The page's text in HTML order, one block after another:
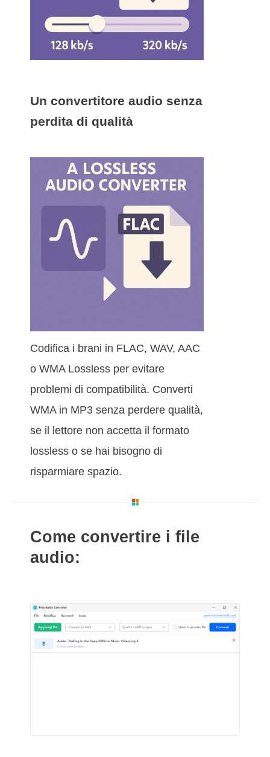
Un convertitore audio senza
perdita di qualità
Codifica i brani in FLAC, WAV, AAC
o WMA Lossless per evitare
problemi di compatibilità. Converti
WMA in MP3 senza perdere qualità,
se il lettore non accetta il formato
lossless o se hai bisogno di
risparmiare spazio.
Come convertire i file
audio: